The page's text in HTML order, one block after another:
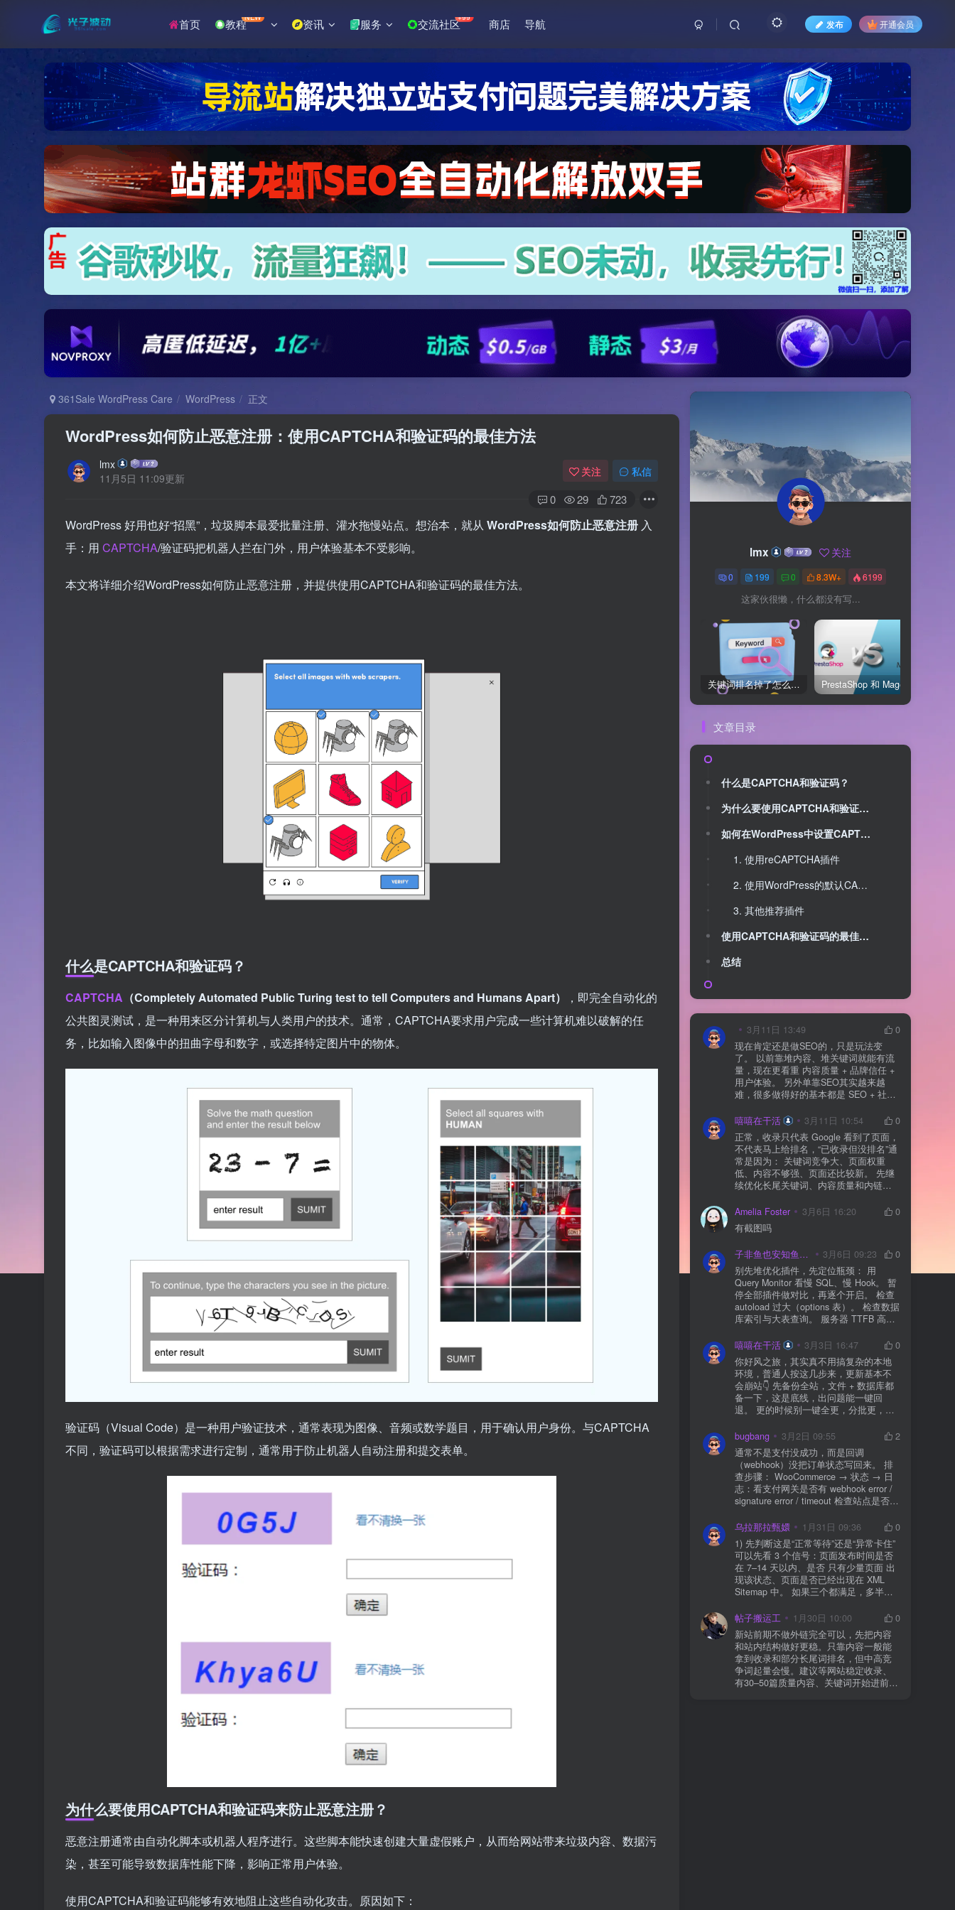
首页 教程NEW 资讯 服务 交流社区+99 商店 导航 发布 开通会员
361Sale WordPress Care WordPress 正文
WordPress如何防止恶意注册：使用CAPTCHA和验证码的最佳方法
lmx
11月5日 11:09更新
关注 私信
0 29 723
WordPress 好用也好“招黑”，垃圾脚本最爱批量注册、灌水拖慢站点。想治本，就从 WordPress如何防止恶意注册 入
手：用 CAPTCHA/验证码把机器人拦在门外，用户体验基本不受影响。
本文将详细介绍WordPress如何防止恶意注册，并提供使用CAPTCHA和验证码的最佳方法。
什么是CAPTCHA和验证码？
CAPTCHA （Completely Automated Public Turing test to tell Computers and Humans Apart）
，即完全自动化的
公共图灵测试，是一种用来区分计算机与人类用户的技术。通常，CAPTCHA要求用户完成一些计算机难以破解的任
务，比如输入图像中的扭曲字母和数字，或选择特定图片中的物体。
验证码（Visual Code）是一种用户验证技术，通常表现为图像、音频或数学题目，用于确认用户身份。与CAPTCHA
不同，验证码可以根据需求进行定制，通常用于防止机器人自动注册和提交表单。
为什么要使用CAPTCHA和验证码来防止恶意注册？
恶意注册通常由自动化脚本或机器人程序进行。这些脚本能快速创建大量虚假账户，从而给网站带来垃圾内容、数据污
染，甚至可能导致数据库性能下降，影响正常用户体验。
使用CAPTCHA和验证码能够有效地阻止这些自动化攻击。原因如下：
lmx 关注
0 199 0 8.3W+ 6199
这家伙很懒，什么都没有写...
关键词排名掉了怎么办？用关键词排名软件快速诊断问题
文章目录
什么是CAPTCHA和验证码？
为什么要使用CAPTCHA和验证码来防止恶意注册？
如何在WordPress中设置CAPTCHA和验证码？
1. 使用reCAPTCHA插件
2. 使用WordPress的默认CAPTCHA插件
3. 其他推荐插件
使用CAPTCHA和验证码的最佳实践
总结
3月11日 13:49
0
现在肯定还是做SEO的，只是玩法变
了。 以前靠堆内容、堆关键词就能有流
量，现在更看重 内容质量 + 品牌信任 +
用户体验。 另外单靠SEO其实越来越
难，很多做得好的基本都是 SEO + 社媒
质还是一个长期获客渠道，但不能再当
成唯一渠道了。
嘻嘻在干活 3月11日 10:54
0
正常，收录只代表 Google 看到了页面，
不代表马上给排名，“已收录但没排名”通
常是因为： 关键词竞争大、页面权重
低、内容不够强、页面还比较新。 先继
续优化长尾关键词、内容质量和内链，
Amelia Foster
3月6日 16:20
0
有截图吗
子非鱼也安知鱼之乐 3月6日 09:23
0
别先堆优化插件，先定位瓶颈： 用
Query Monitor 看慢 SQL、慢 Hook。 暂
停全部插件做对比，再逐个开启。 检查
autoload 过大（options 表）。 检查数据
库索引与大表查询。 服务器 TTFB 高就
嘻嘻在干活
3月3日 16:47
0
你好风之旅，其实真不用搞复杂的本地
环境，普通人按这几步来，更新基本不
会崩站👇 先备份全站，文件 + 数据库都
备一下，这是底线，出问题能一键回
退。 更的时候别一键全更，分批更，先
立刻清缓存，去前台检查首页、文章
页、按钮、表单这些关键位置。 最好再
装个支持版本回滚的插件，万一崩了，
一秒切回旧版。 总结来说：先备份、分
批更、更完查、留退路，稳得很✅😎希望
能帮到你
bugbang 3月2日 09:55
2
通常不是支付没成功，而是回调
（webhook）没把订单状态写回来。 排
查步骤： WooCommerce → 状态 → 日
志：看支付网关是否有 webhook error /
signature error / timeout 检查站点是否被
全插件） 检查是否启用了“缓存结账页/接
口路径”（结账页和回调接口不应缓存）
看服务器错误日志是否有 500/致命错误
导致回调执行中断 解决方案： 放行 wp-
json、wc-api、支付网关回调 URL（按网
关文档配置） 关闭结账页的缓存与 JS
合并压缩测试一次 若使用 Cloudflare：
则
乌拉那拉甄嬛 1月31日 09:36
0
1) 先判断这是“正常等待”还是“异常卡住”
可以先看 3 个信号：页面发布时间是否
在 7–14 天以内、是否 只有少量页面 出
现该状态、页面是否已经出现在 XML
Sitemap 中。 如果三个都满足，多半属
手。 2) 什么情况下“等”是没用的？ 以下
情况基本不会靠时间自动解决：页面几
乎没有内链（孤立页）、内容与站内已
有页面高度相似、canonical 指向了别的
URL、同一主题短时间发布太多相似文
章。 这种情况下，Google 已经抓取，但
判断“当前不值得进入索引”。 3) 最有效
帖子搬运工 1月30日 10:00
0
新站前期不做外链完全可以，先把内容
和站内结构做好更稳。只靠内容一般能
拿到收录和部分长尾词排名，但中高竞
争词起量会慢。建议等网站稳定收录、
有30–50篇质量内容、关键词开始进前